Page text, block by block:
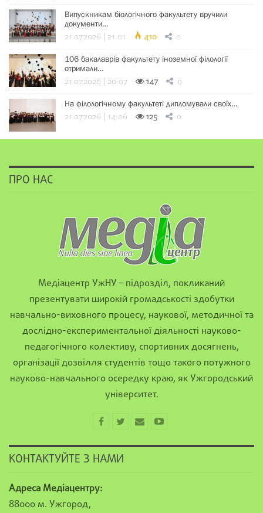
Випускникам біологічного факультету вручили
документи…
21.07.2026 | 21:01 410 0
106 бакалаврів факультету іноземної філології
отримали…
21.07.2026 | 20:07 147 0
На філологічному факультеті дипломували своїх…
21.07.2026 | 14:06 125 0
ПРО НАС
Медіацентр УжНУ – підрозділ, покликаний
презентувати широкій громадськості здобутки
навчально-виховного процесу, наукової, методичної та
дослідно-експериментальної діяльності науково-
педагогічного колективу, спортивних досягнень,
організації дозвілля студентів тощо такого потужного
науково-навчального осередку краю, як Ужгородський
університет.
КОНТАКТУЙТЕ З НАМИ
Адреса Медіацентру:
88000 м. Ужгород,